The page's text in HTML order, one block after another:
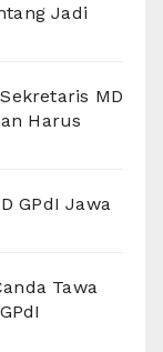
Jadi
MD
Harus
GPdI Jawa
Tawa